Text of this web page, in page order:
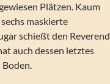
Plätzen. Kaum
maskierte
schießt den Reverend
auch dessen letztes